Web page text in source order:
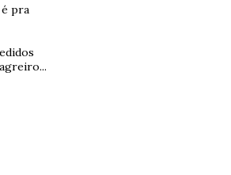
pra